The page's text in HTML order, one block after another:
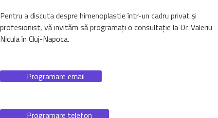
Pentru a discuta despre himenoplastie într-un cadru privat și
profesionist, vă invităm să programați o consultație la Dr. Valeriu
Nicula în Cluj-Napoca.
Programare email
Programare telefon